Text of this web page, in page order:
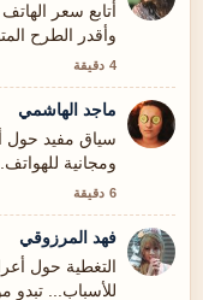
وأقدر الطرح
4 دقيقة
ماجد الهاشمي
سياق مفيد حول
ومجانية
المباشر.
6 دقيقة
فهد المرزوقي
التغطية حول
للأسباب... تبدو